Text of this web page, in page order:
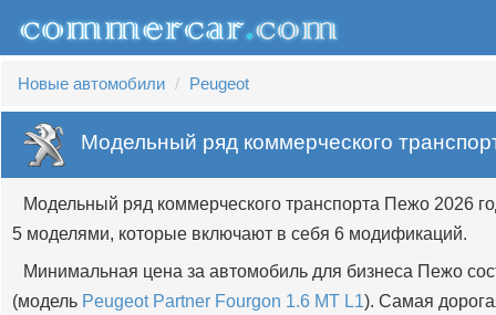
Новые автомобили Peugeot
Модельный ряд коммерческого
Модельный ряд коммерческого транспорта Пежо 2026
5 моделями, которые включают в себя 6 модификаций.
Минимальная цена за автомобиль для бизнеса Пежо
(модель Peugeot Partner Fourgon 1.6 MT L1). Самая